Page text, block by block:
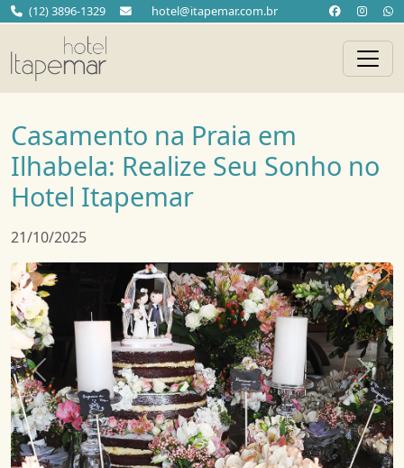
(12) 3896-1329 hotel@itapemar.com.br
Casamento na Praia em
Ilhabela: Realize Seu Sonho no
Hotel Itapemar
21/10/2025